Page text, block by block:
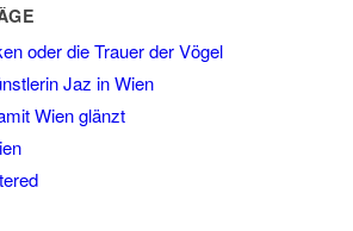
oder die Trauer der Vögel
Jaz in Wien
Wien glänzt